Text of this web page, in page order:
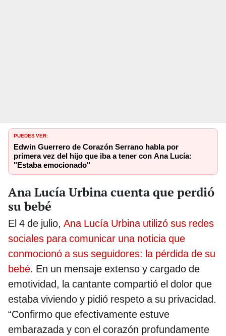
PUEDES VER:
Edwin Guerrero de Corazón Serrano habla por
primera vez del hijo que iba a tener con Ana Lucía:
"Estaba emocionado"
Ana Lucía Urbina cuenta que perdió
su bebé
El 4 de julio, Ana Lucía Urbina utilizó sus redes
sociales para comunicar una noticia que
conmocionó a sus seguidores: la pérdida de su
bebé. En un mensaje extenso y cargado de
emotividad, la cantante compartió el dolor que
estaba viviendo y pidió respeto a su privacidad.
“Confirmo que efectivamente estuve
embarazada y con el corazón profundamente